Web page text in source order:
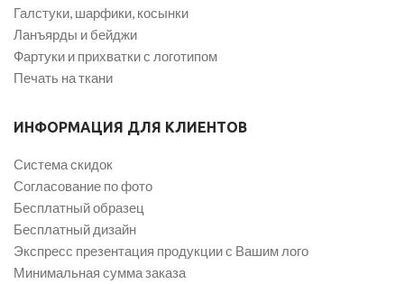
Галстуки, шарфики, косынки
Ланъярды и бейджи
Фартуки и прихватки с логотипом
Печать на ткани
ИНФОРМАЦИЯ ДЛЯ КЛИЕНТОВ
Система скидок
Согласование по фото
Бесплатный образец
Бесплатный дизайн
Экспресс презентация продукции с Вашим лого
Минимальная сумма заказа